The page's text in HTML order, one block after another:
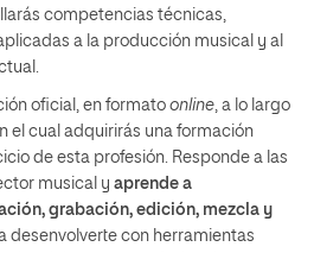
competencias técnicas,
a la producción musical y al
oficial, en formato online, a lo largo
el cual adquirirás una formación
de esta profesión. Responde a las
musical y aprende a
grabación, edición, mezcla y
desenvolverte con herramientas